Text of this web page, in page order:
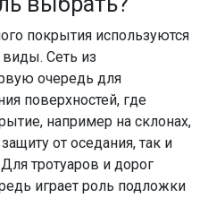
покрытия используются
Сеть из
очередь для
поверхностей, где
например на склонах,
от оседания, так и
тротуаров и дорог
играет роль подложки